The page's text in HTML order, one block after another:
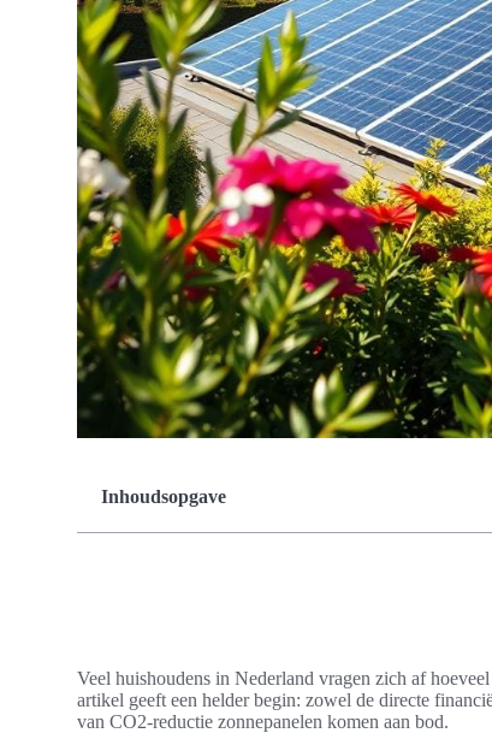
Inhoudsopgave
Veel huishoudens in Nederland vragen zich af
artikel geeft een helder begin: zowel de directe
van CO2-reductie zonnepanelen komen aan bod.